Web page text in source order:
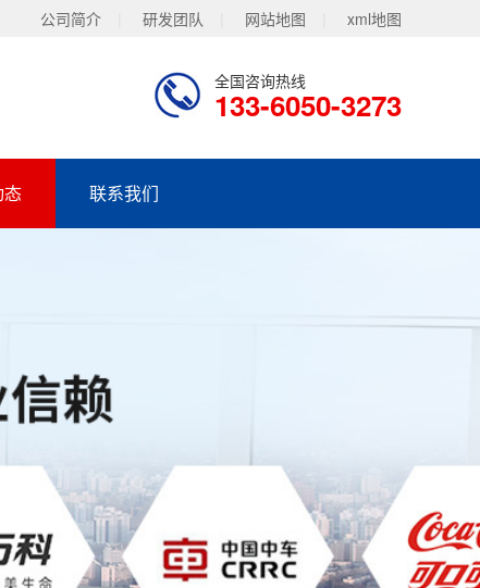
公司简介 研发团队 网站地图 xml地图
全国咨询热线
133-6050-3273
态 联系我们